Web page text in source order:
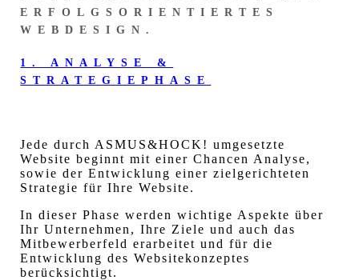
ERFOLGSORIENTIERTES
WEBDESIGN.
1. ANALYSE &
STRATEGIEPHASE
Jede durch ASMUS&HOCK! umgesetzte
Website beginnt mit einer Chancen Analyse,
sowie der Entwicklung einer zielgerichteten
Strategie für Ihre Website.
In dieser Phase werden wichtige Aspekte über
Ihr Unternehmen, Ihre Ziele und auch das
Mitbewerberfeld erarbeitet und für die
Entwicklung des Websitekonzeptes
berücksichtigt.